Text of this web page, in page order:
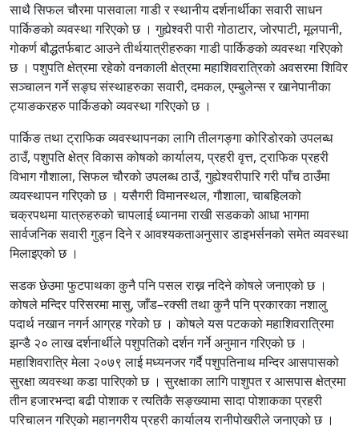
साथै सिफल चौरमा पासवाला गाडी र स्थानीय दर्शनार्थीका सवारी साधन
पार्किङको व्यवस्था गरिएको छ । गुह्येश्वरी पारी गोठाटार, जोरपाटी, मूलपानी,
गोकर्ण बौद्धतर्फबाट आउने तीर्थयात्रीहरुका गाडी पार्किङको व्यवस्था गरिएको
छ । पशुपति क्षेत्रमा रहेको वनकाली क्षेत्रमा महाशिवरात्रिको अवसरमा शिविर
सञ्चालन गर्ने सङ्घ संस्थाहरुका सवारी, दमकल, एम्बुलेन्स र खानेपानीका
ट्याङकरहरु पार्किङको व्यवस्था गरिएको छ ।
पार्किङ तथा ट्राफिक व्यवस्थापनका लागि तीलगङ्गा कोरिडोरको उपलब्ध
ठाउँ, पशुपति क्षेत्र विकास कोषको कार्यालय, प्रहरी वृत्त, ट्राफिक प्रहरी
विभाग गौशाला, सिफल चौरको उपलब्ध ठाउँ, गुह्येश्वरीपारि गरी पाँच ठाउँमा
व्यवस्थापन गरिएको छ । यसैगरी विमानस्थल, गौशाला, चाबहिलको
चक्रपथमा यात्रुहरुको चापलाई ध्यानमा राखी सडकको आधा भागमा
सार्वजनिक सवारी गुड्न दिने र आवश्यकताअनुसार डाइभर्सनको समेत व्यवस्था
मिलाइएको छ ।
सडक छेउमा फुटपाथका कुनै पनि पसल राख्न नदिने कोषले जनाएको छ ।
कोषले मन्दिर परिसरमा मासु, जाँड–रक्सी तथा कुनै पनि प्रकारका नशालु
पदार्थ नखान नगर्न आग्रह गरेको छ । कोषले यस पटकको महाशिवरात्रिमा
झन्डै २० लाख दर्शनार्थीले पशुपतिको दर्शन गर्ने अनुमान गरिएको छ ।
महाशिवरात्रि मेला २०७९ लाई मध्यनजर गर्दै पशुपतिनाथ मन्दिर आसपासको
सुरक्षा व्यवस्था कडा पारिएको छ । सुरक्षाका लागि पाशुपत र आसपास क्षेत्रमा
तीन हजारभन्दा बढी पोशाक र त्यतिकै सङ्ख्यामा सादा पोशाकका प्रहरी
परिचालन गरिएको महानगरीय प्रहरी कार्यालय रानीपोखरीले जनाएको छ ।